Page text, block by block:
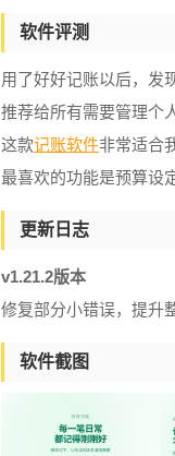
软件评测
用了好好记账以后，发
推荐给所有需要管理个
这款记账软件非常适合
最喜欢的功能是预算设
更新日志
v1.21.2版本
修复部分小错误，提升
软件截图